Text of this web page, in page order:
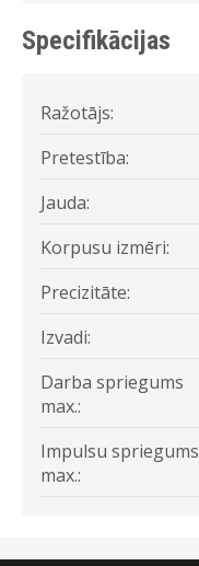
Specifikācijas
Ražotājs:
Pretestība:
Jauda:
Korpusu izmēri:
Precizitāte:
Izvadi:
Darba spriegums
max.:
Impulsu spriegums
max.: